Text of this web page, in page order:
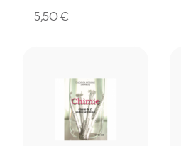
5,50 €